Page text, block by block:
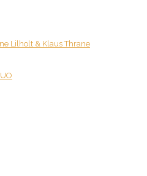
Lilholt & Klaus Thrane